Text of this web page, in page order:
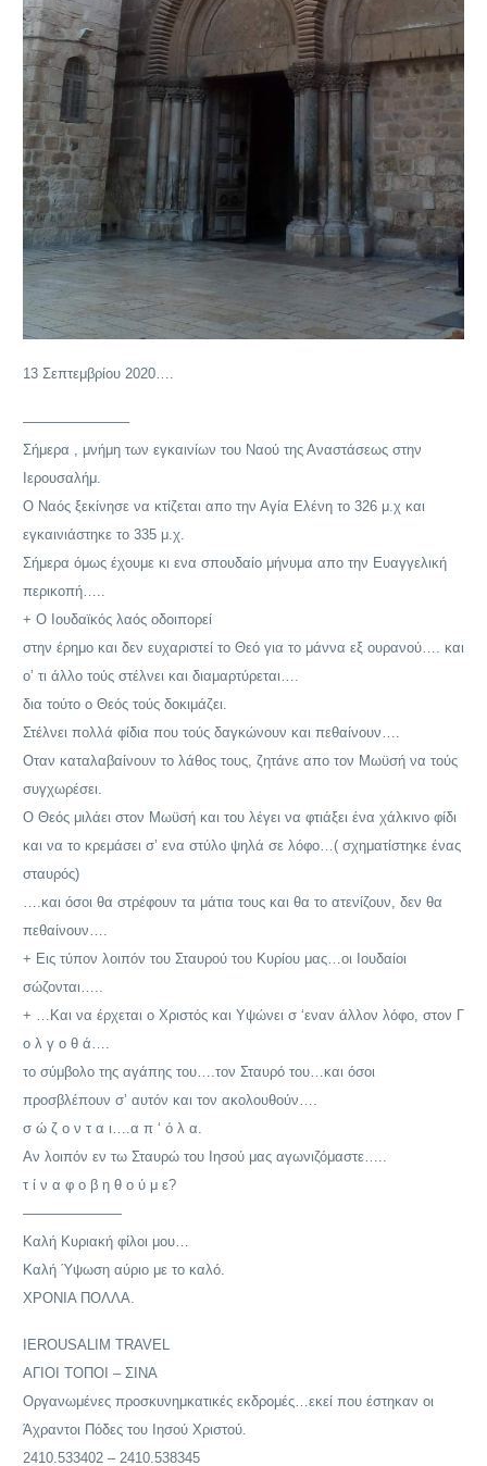
13 Σεπτεμβρίου 2020….
———————–
Σήμερα , μνήμη των εγκαινίων του Ναού της Αναστάσεως στην
Ιερουσαλήμ.
Ο Ναός ξεκίνησε να κτίζεται απο την Αγία Ελένη το 326 μ.χ και
εγκαινιάστηκε το 335 μ.χ.
Σήμερα όμως έχουμε κι ενα σπουδαίο μήνυμα απο την Ευαγγελική
περικοπή…..
+ Ο Ιουδαϊκός λαός οδοιπορεί
στην έρημο και δεν ευχαριστεί το Θεό για το μάννα εξ ουρανού…. και
ο’ τι άλλο τούς στέλνει και διαμαρτύρεται….
δια τούτο ο Θεός τούς δοκιμάζει.
Στέλνει πολλά φίδια που τούς δαγκώνουν και πεθαίνουν….
Οταν καταλαβαίνουν το λάθος τους, ζητάνε απο τον Μωϋσή να τούς
συγχωρέσει.
Ο Θεός μιλάει στον Μωϋσή και του λέγει να φτιάξει ένα χάλκινο φίδι
και να το κρεμάσει σ’ ενα στύλο ψηλά σε λόφο…( σχηματίστηκε ένας
σταυρός)
….και όσοι θα στρέφουν τα μάτια τους και θα το ατενίζουν, δεν θα
πεθαίνουν….
+ Εις τύπον λοιπόν του Σταυρού του Κυρίου μας…οι Ιουδαίοι
σώζονται…..
+ …Και να έρχεται ο Χριστός και Υψώνει σ ‘εναν άλλον λόφο, στον Γ
ο λ γ ο θ ά….
το σύμβολο της αγάπης του….τον Σταυρό του…και όσοι
προσβλέπουν σ’ αυτόν και τον ακολουθούν….
σ ώ ζ ο ν τ α ι….α π ‘ ό λ α.
Αν λοιπόν εν τω Σταυρώ του Ιησού μας αγωνιζόμαστε…..
τ ί ν α φ ο β η θ ο ύ μ ε?
———————
Καλή Κυριακή φίλοι μου…
Καλή Ύψωση αύριο με το καλό.
ΧΡΟΝΙΑ ΠΟΛΛΑ.
IEROUSALIM TRAVEL
ΑΓΙΟΙ ΤΟΠΟΙ – ΣΙΝΑ
Οργανωμένες προσκυνημκατικές εκδρομές…εκεί που έστηκαν οι
Άχραντοι Πόδες του Ιησού Χριστού.
2410.533402 – 2410.538345